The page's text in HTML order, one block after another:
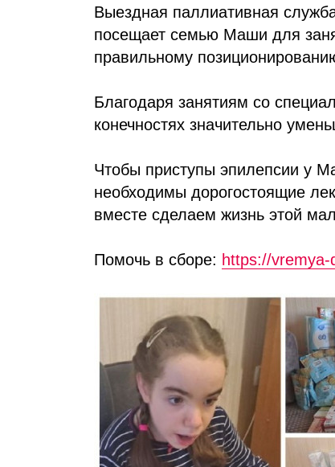
Выездная паллиативная
посещает семью Маши для
правильному
Благодаря занятиям со
конечностях значительно
Чтобы приступы эпилепсии у
необходимы дорогостоящие
вместе сделаем жизнь этой
Помочь в сборе: https://